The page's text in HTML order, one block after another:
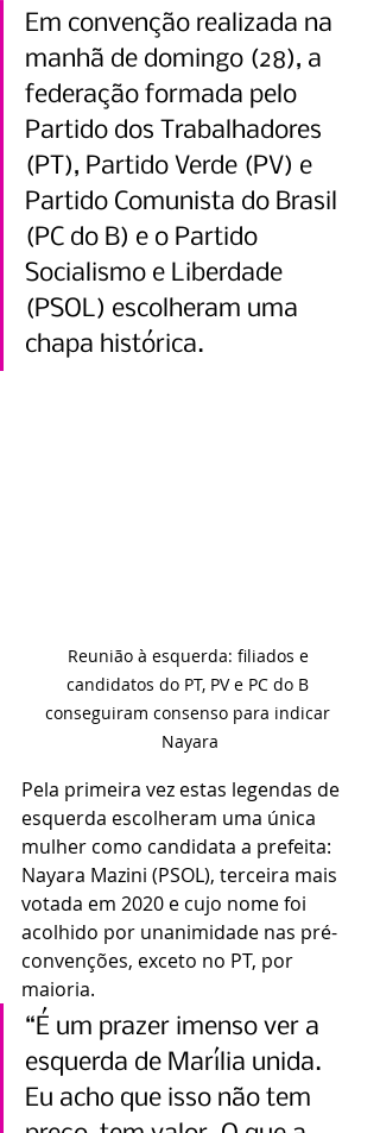
Em convenção realizada na
manhã de domingo (28), a
federação formada pelo
Partido dos Trabalhadores
(PT), Partido Verde (PV) e
Partido Comunista do Brasil
(PC do B) e o Partido
Socialismo e Liberdade
(PSOL) escolheram uma
chapa histórica.
Reunião à esquerda: filiados e
candidatos do PT, PV e PC do B
conseguiram consenso para indicar
Nayara
Pela primeira vez estas legendas de
esquerda escolheram uma única
mulher como candidata a prefeita:
Nayara Mazini (PSOL), terceira mais
votada em 2020 e cujo nome foi
acolhido por unanimidade nas pré-
convenções, exceto no PT, por
maioria.
“É um prazer imenso ver a
esquerda de Marília unida.
Eu acho que isso não tem